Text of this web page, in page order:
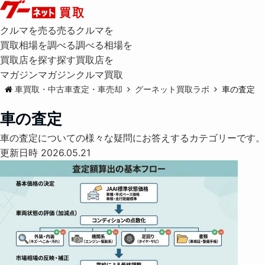
クルマを売る売る クルマを
買取相場を調べる調べる相場を
買取店を探す探す買取店を
マガジンマガジンクルマ買取
車買取・中古車査定・車売却 グーネット買取ラボ 車の査定
車の査定
車の査定についての様々な疑問にお答えするカテゴリーです。
更新日時 2026.05.21